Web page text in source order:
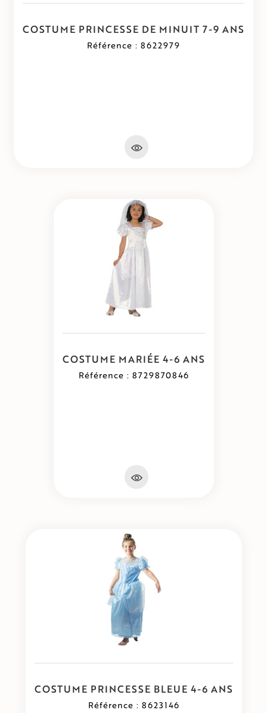
COSTUME PRINCESSE DE MINUIT 7-9 ANS
Référence : 8622979
COSTUME MARIÉE 4-6 ANS
Référence : 8729870846
COSTUME PRINCESSE BLEUE 4-6 ANS
Référence : 8623146